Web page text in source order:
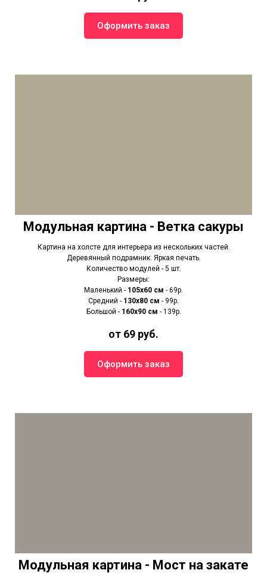
Оформить заказ
Модульная картина - Ветка сакуры
Картина на холсте для интерьера из нескольких частей.
Деревянный подрамник. Яркая печать.
Количество модулей - 5 шт.
Размеры:
Маленький - 105х60 см - 69р.
Средний - 130х80 см - 99р.
Большой - 160х90 см - 139р.
от 69 руб.
Оформить заказ
Модульная картина - Мост на закате